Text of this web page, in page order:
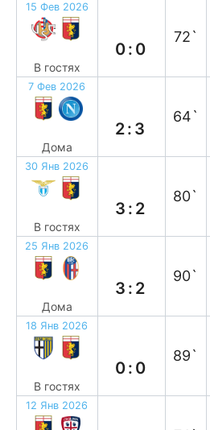
15 Фев 2026
В гостях
0:0
72`
7 Фев 2026
Дома
2:3
64`
30 Янв 2026
В гостях
3:2
80`
25 Янв 2026
Дома
3:2
90`
18 Янв 2026
В гостях
0:0
89`
12 Янв 2026